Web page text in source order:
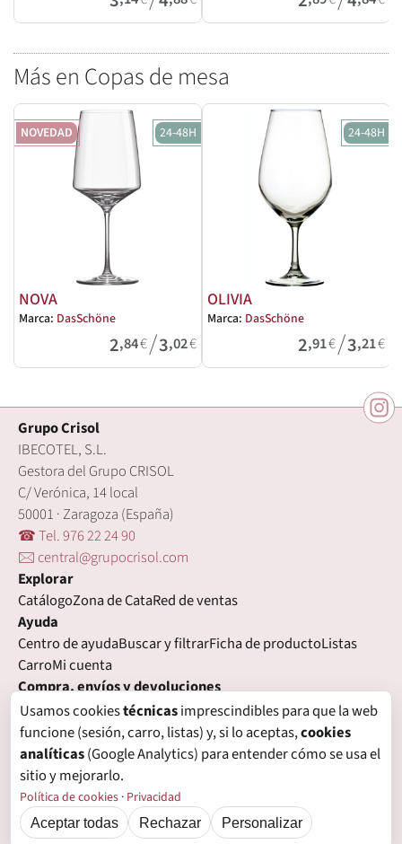
Más en Copas de mesa
NOVEDAD 24-48H
NOVA
Marca: DasSchöne
2,84€/3,02€
24-48H
OLIVIA
Marca: DasSchöne
2,91€/3,21€
Grupo Crisol
IBECOTEL, S.L.
Gestora del Grupo CRISOL
C/ Verónica, 14 local
50001 · Zaragoza (España)
☎ Tel. 976 22 24 90
🖂 central@grupocrisol.com
Explorar
CatálogoZona de CataRed de ventas
Ayuda
Centro de ayudaBuscar y filtrarFicha de productoListas
CarroMi cuenta
Compra, envíos y devoluciones
Condiciones de compraFormas de pagoGastos de envío
Plazos de entregaDevolucionesGarantía
Legal
Aviso legalPrivacidad
Política de cookiesPreferencias de cookies
© Grupo Crisol, 2026 — IBECOTEL, S.L. Todos los derechos reservados.
Usamos cookiestécnicasimprescindibles para que la web
funcione (sesión, carro, listas) y, si lo aceptas,cookies
analíticas(Google Analytics) para entender cómo se usa el
sitio y mejorarlo.
Política de cookies · Privacidad
Aceptar todas Rechazar Personalizar